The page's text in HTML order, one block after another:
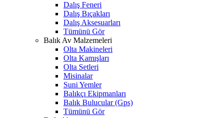
Dalış Feneri
Dalış Bıçakları
Dalış Aksesuarları
Tümünü Gör
Balık Av Malzemeleri
Olta Makineleri
Olta Kamışları
Olta Setleri
Misinalar
Suni Yemler
Balıkçı Ekipmanları
Balık Bulucular (Gps)
Tümünü Gör